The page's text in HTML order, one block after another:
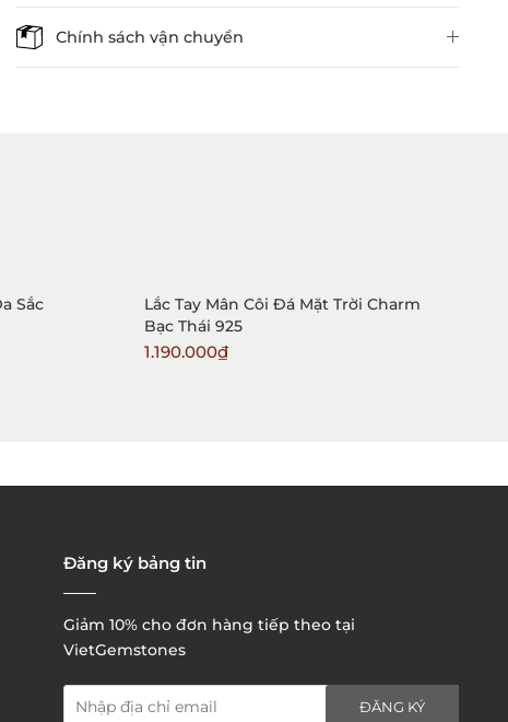
Chính sách vận chuyển
chúng tôi:
Sắc
Lắc Tay Mân Côi Đá Mặt Trời Charm
Bạc Thái 925
1.190.000₫
Đăng ký bảng tin
Giảm 10% cho đơn hàng tiếp theo tại
VietGemstones
ĐĂNG KÝ